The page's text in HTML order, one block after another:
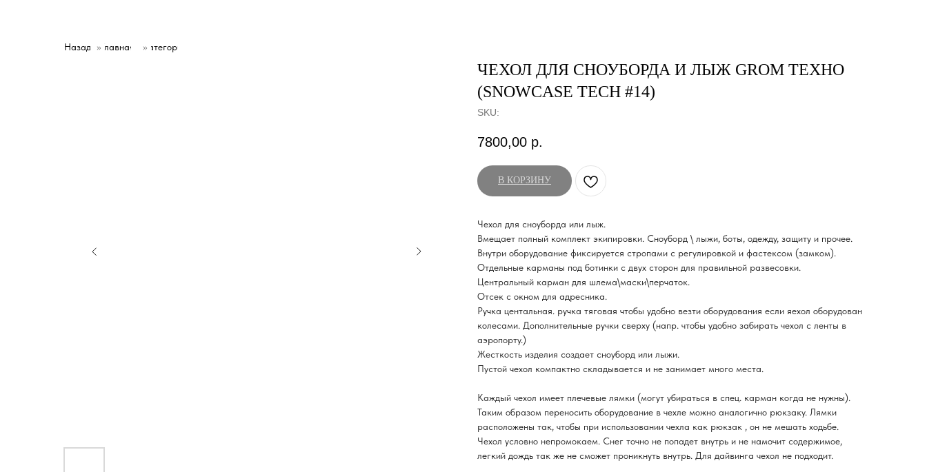
Назад » Главная »
Категории
ЧЕХОЛ ДЛЯ СНОУБОРДА И ЛЫЖ GROM ТЕХНО
(SNOWCASE TECH #14)
SKU:
7800,00 р.
В КОРЗИНУ
Чехол для сноуборда или лыж.
Вмещает полный комплект экипировки. Сноуборд \ лыжи, боты, одежду, защиту и прочее.
Внутри оборудование фиксируется стропами с регулировкой и фастексом (замком).
Отдельные карманы под ботинки с двух сторон для правильной развесовки.
Центральный карман для шлема\маски\перчаток.
Отсек с окном для адресника.
Ручка центальная. ручка тяговая чтобы удобно везти оборудования если яехол оборудован
колесами. Дополнительные ручки сверху (напр. чтобы удобно забирать чехол с ленты в
аэропорту.)
Жесткость изделия создает сноуборд или лыжи.
Пустой чехол компактно складывается и не занимает много места.
Каждый чехол имеет плечевые лямки (могут убираться в спец. карман когда не нужны).
Таким образом переносить оборудование в чехле можно аналогично рюкзаку. Лямки
расположены так, чтобы при использовании чехла как рюкзак , он не мешать ходьбе.
Чехол условно непромокаем. Снег точно не попадет внутрь и не намочит содержимое,
легкий дождь так же не сможет проникнуть внутрь. Для дайвинга чехол не подходит.